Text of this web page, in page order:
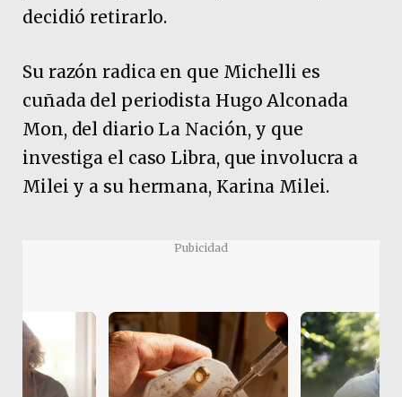
decidió retirarlo.
Su razón radica en que Michelli es
cuñada del periodista Hugo Alconada
Mon, del diario La Nación, y que
investiga el caso Libra, que involucra a
Milei y a su hermana, Karina Milei.
Pubicidad